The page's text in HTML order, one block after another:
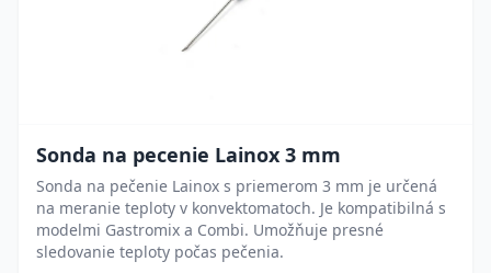
Sonda na pecenie Lainox 3 mm
Sonda na pečenie Lainox s priemerom 3 mm je určená
na meranie teploty v konvektomatoch. Je kompatibilná s
modelmi Gastromix a Combi. Umožňuje presné
sledovanie teploty počas pečenia.